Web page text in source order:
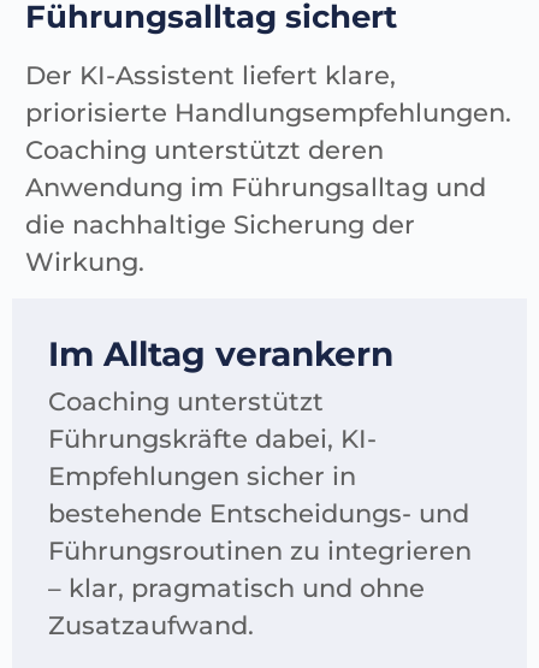
Führungsalltag sichert
Der KI-Assistent liefert klare,
priorisierte Handlungsempfehlungen.
Coaching unterstützt deren
Anwendung im Führungsalltag und
die nachhaltige Sicherung der
Wirkung.
Im Alltag verankern
Coaching unterstützt
Führungskräfte dabei, KI-
Empfehlungen sicher in
bestehende Entscheidungs- und
Führungsroutinen zu integrieren
– klar, pragmatisch und ohne
Zusatzaufwand.